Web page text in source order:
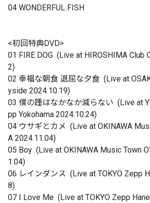
04 WONDERFUL FISH
<初回特典DVD>
01 FIRE DOG (Live at HIROSHIMA Club
2)
02 幸福な朝食 退屈な夕食 (Live at
yside 2024.10.19)
03 僕の踵はなかなか減らない (Live at
pp Yokohama 2024.10.24)
04 ウサギとカメ (Live at OKINAWA
A 2024.11.04)
05 Boy (Live at OKINAWA Music Town
1.04)
06 レインダンス (Live at TOKYO Zepp
8)
07 I Love Me (Live at TOKYO Zepp